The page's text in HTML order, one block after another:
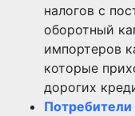
налогов с
оборотный
импортеров
которые
дорогих